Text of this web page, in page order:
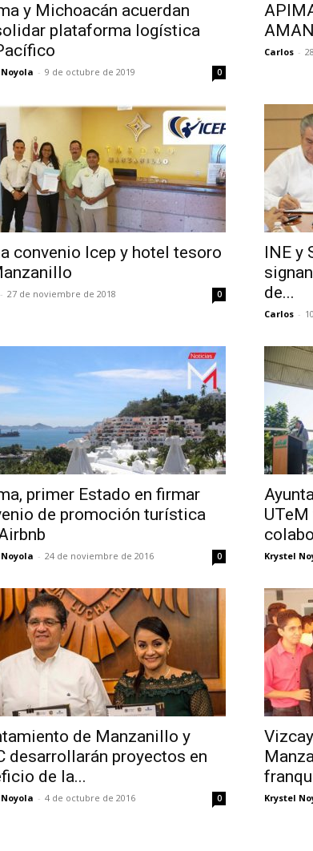
y Michoacán acuerdan
plataforma logística
- 9 de octubre de 2019 0
Carlos -
convenio Icep y hotel tesoro
- 27 de noviembre de 2018 0
INE y
de...
Carlos -
primer Estado en firmar
de promoción turística
- 24 de noviembre de 2016 0 Krystel
de Manzanillo y
desarrollarán proyectos en
de la...
- 4 de octubre de 2016 0 Krystel